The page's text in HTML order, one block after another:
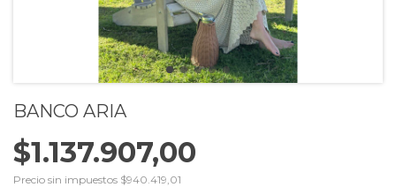
BANCO ARIA
$1.137.907,00
Precio sin impuestos $940.419,01